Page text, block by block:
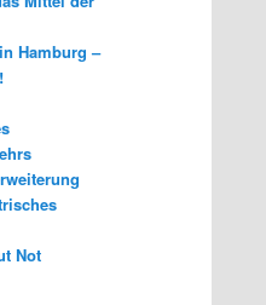
Hamburg –
Not